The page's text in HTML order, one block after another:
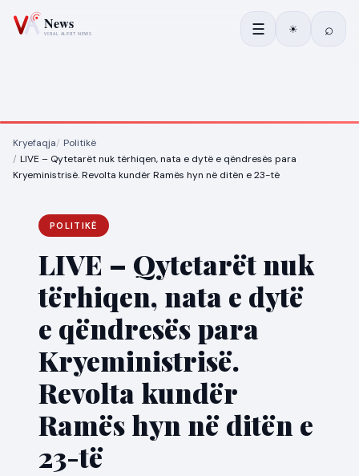
☰ ☀ ⌕
Kryefaqja
Politikë
LIVE – Qytetarët nuk tërhiqen, nata e dytë e qëndresës para
Kryeministrisë. Revolta kundër Ramës hyn në ditën e 23-të
POLITIKË
LIVE – Qytetarët nuk
tërhiqen, nata e dytë
e qëndresës para
Kryeministrisë.
Revolta kundër
Ramës hyn në ditën e
23-të